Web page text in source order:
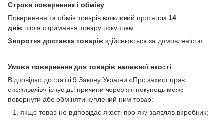
Строки повернення і обміну
Повернення та обмін товарів можливий протягом 14
днів після отримання товару покупцем.
Зворотня доставка товарів здійснюється за домовленістю.
Умови повернення для товарів належної якості
Відповідно до статті 9 Закону України «Про захист прав
споживачів» існує дві причини через які покупець може
повернути або обміняти куплений ним товар:
якщо товар не відповідає якості про яку заявляв виробник;